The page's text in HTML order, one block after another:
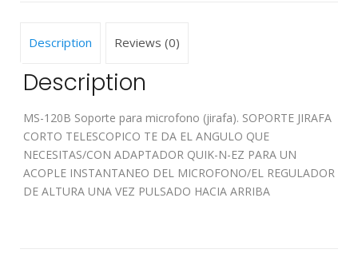
Description Reviews (0)
Description
MS-120B Soporte para microfono (jirafa). SOPORTE JIRAFA
CORTO TELESCOPICO TE DA EL ANGULO QUE
NECESITAS/CON ADAPTADOR QUIK-N-EZ PARA UN
ACOPLE INSTANTANEO DEL MICROFONO/EL REGULADOR
DE ALTURA UNA VEZ PULSADO HACIA ARRIBA